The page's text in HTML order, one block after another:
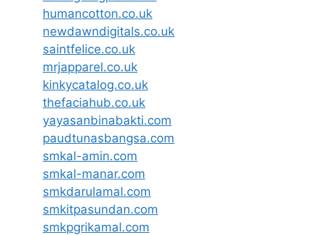
humancotton.co.uk
newdawndigitals.co.uk
saintfelice.co.uk
mrjapparel.co.uk
kinkycatalog.co.uk
thefaciahub.co.uk
yayasanbinabakti.com
paudtunasbangsa.com
smkal-amin.com
smkal-manar.com
smkdarulamal.com
smkitpasundan.com
smkpgrikamal.com